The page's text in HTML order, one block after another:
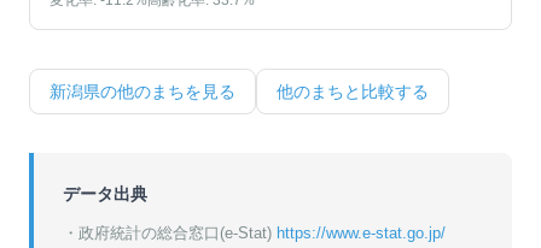
新潟県の他のまちを見る 他のまちと比較する
データ出典
・政府統計の総合窓口(e-Stat) https://www.e-stat.go.jp/